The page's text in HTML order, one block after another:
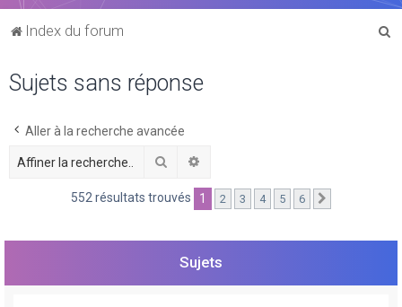
Index du forum
Sujets sans réponse
Aller à la recherche avancée
Rechercher
552 résultats trouvés 1 2 3 4 5 6
Sujets